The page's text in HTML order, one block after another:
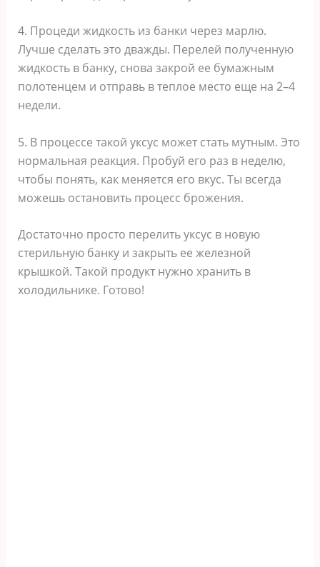
4. Процеди жидкость из банки через марлю.
Лучше сделать это дважды. Перелей полученную
жидкость в банку, снова закрой ее бумажным
полотенцем и отправь в теплое место еще на 2–4
недели.
5. В процессе такой уксус может стать мутным. Это
нормальная реакция. Пробуй его раз в неделю,
чтобы понять, как меняется его вкус. Ты всегда
можешь остановить процесс брожения.
Достаточно просто перелить уксус в новую
стерильную банку и закрыть ее железной
крышкой. Такой продукт нужно хранить в
холодильнике. Готово!